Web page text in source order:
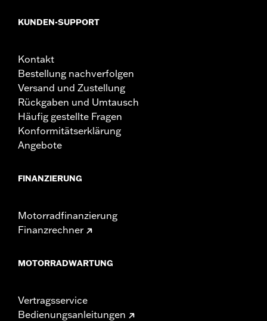
KUNDEN-SUPPORT
Kontakt
Bestellung nachverfolgen
Versand und Zustellung
Rückgaben und Umtausch
Häufig gestellte Fragen
Konformitätserklärung
Angebote
FINANZIERUNG
Motorradfinanzierung
Finanzrechner
MOTORRADWARTUNG
Vertragsservice
Bedienungsanleitungen